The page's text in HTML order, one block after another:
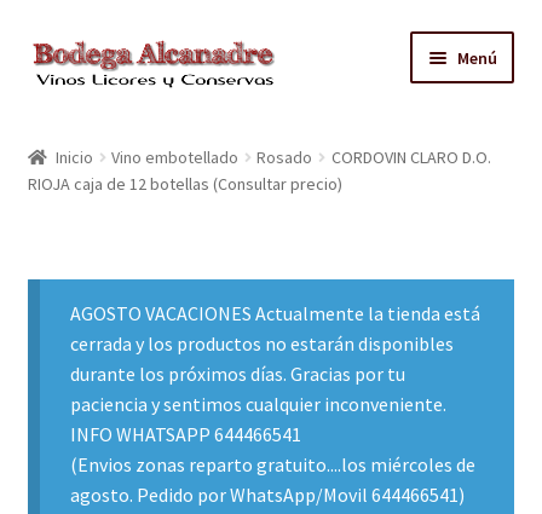
Ir
Ir
al
Menú
VINO EMBOTELLADO
ACEITE
CONTACTO
ZONAS REPARTO GRATUITO Y CONDICIONES
Inicio Vino embotellado Rosado
CORDOVIN CLARO D.O.
RIOJA caja de 12 botellas (Consultar precio)
AGOSTO VACACIONES Actualmente la tienda está
cerrada y los productos no estarán disponibles
durante los próximos días. Gracias por tu
paciencia y sentimos cualquier inconveniente.
INFO WHATSAPP 644466541
(Envios zonas reparto gratuito....los miércoles de
agosto. Pedido por WhatsApp/Movil 644466541)